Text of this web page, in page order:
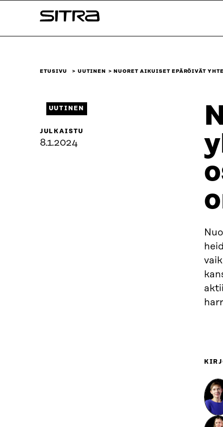
sisältöön
Sitra
ETUSIVU UUTINEN NUORET AIKUISET EPÄRÖIVÄT
UUTINEN
JULKAISTU
8.1.2024